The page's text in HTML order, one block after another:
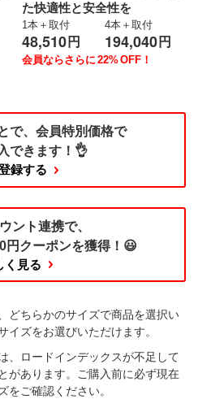
た快適性と安全性を
1本＋取付
48,510 円
4本＋取付
194,040 円
会員ならさらに22%OFF！
で、 会員特別価格で
できます！👌
録する
ント連携で、
円クーポンを獲得！😃
く見る
どちらかのサイズで商品を選択い
イズをお選びいただけます。​
、ロードインデックスが不足して
があります。ご購入前に必ず現在
をご確認ください。